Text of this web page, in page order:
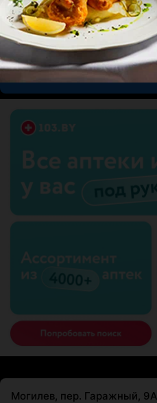
Могилев, пер. Гаражный, 9А